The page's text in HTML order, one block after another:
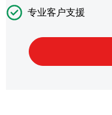
专业客户支援